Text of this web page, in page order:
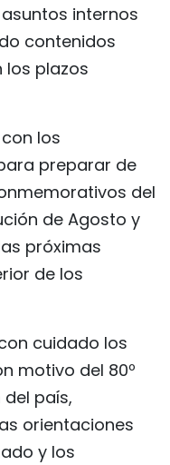
internos
contenidos
los plazos
los
preparar de
del
de Agosto y
próximas
de los
cuidado los
motivo del 80º
país,
orientaciones
y los